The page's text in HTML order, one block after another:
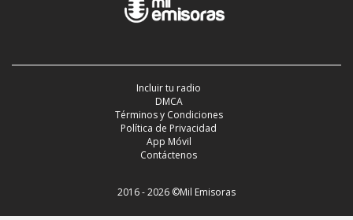
Incluir tu radio
DMCA
Términos y Condiciones
Política de Privacidad
App Móvil
Contáctenos
2016 - 2026 ©Mil Emisoras